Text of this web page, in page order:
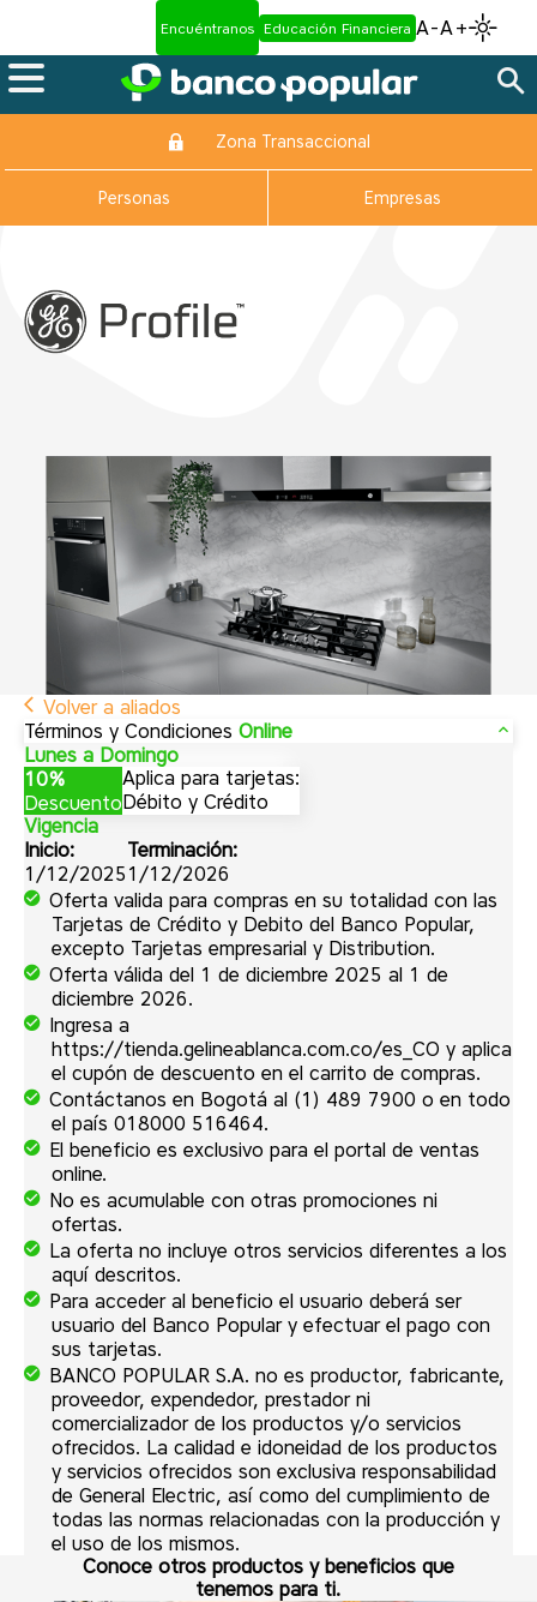
Encuéntranos Educación Financiera A-A+
Zona Transaccional
Personas Empresas
Volver a aliados
Términos y CondicionesOnline
Lunes a Domingo
10%
Descuento
Aplica para tarjetas:
Débito y Crédito
Vigencia
Inicio:
1/12/2025
Terminación:
1/12/2026
Oferta valida para compras en su totalidad con las
Tarjetas de Crédito y Debito del Banco Popular,
excepto Tarjetas empresarial y Distribution.
Oferta válida del 1 de diciembre 2025 al 1 de
diciembre 2026.
Ingresa a
https://tienda.gelineablanca.com.co/es_CO y aplica
el cupón de descuento en el carrito de compras.
Contáctanos en Bogotá al (1) 489 7900 o en todo
el país 018000 516464.
El beneficio es exclusivo para el portal de ventas
online.
No es acumulable con otras promociones ni
ofertas.
La oferta no incluye otros servicios diferentes a los
aquí descritos.
Para acceder al beneficio el usuario deberá ser
usuario del Banco Popular y efectuar el pago con
sus tarjetas.
BANCO POPULAR S.A. no es productor, fabricante,
proveedor, expendedor, prestador ni
comercializador de los productos y/o servicios
ofrecidos. La calidad e idoneidad de los productos
y servicios ofrecidos son exclusiva responsabilidad
de General Electric, así como del cumplimiento de
todas las normas relacionadas con la producción y
el uso de los mismos.
Conoce otros productos y beneficios que
tenemos para ti.